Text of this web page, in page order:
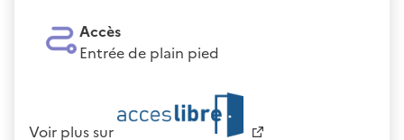
Accès
Entrée de plain pied
Voir plus sur